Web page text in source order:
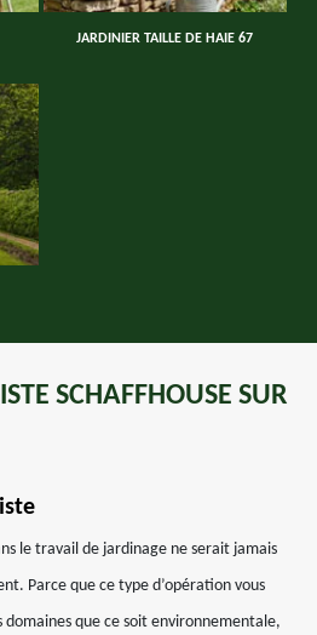
JARDINIER TAILLE DE HAIE 67
SCHAFFHOUSE SUR
le travail de jardinage ne serait jamais
Parce que ce type d’opération vous
que ce soit environnementale,